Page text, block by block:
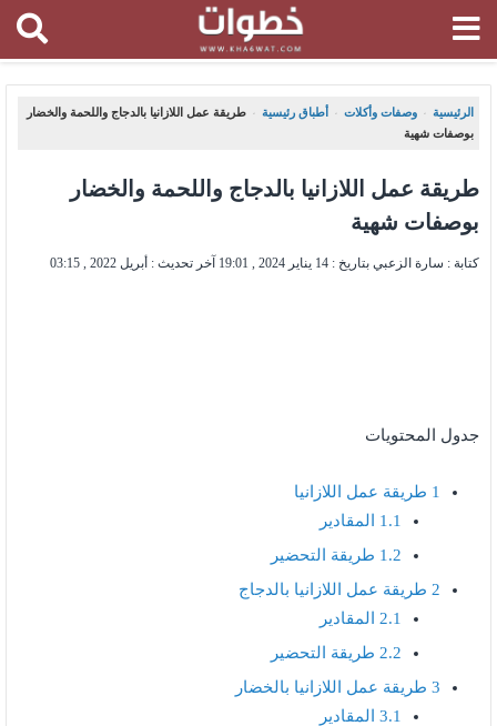
الرئيسية ، وصفات وأكلات ، أطباق رئيسية ،
طريقة عمل اللازانيا بالدجاج واللحمة والخضار
بوصفات شهية
طريقة عمل اللازانيا بالدجاج واللحمة والخضار
بوصفات شهية
كتابة : سارة الزعبي بتاريخ : 14 يناير 2024 , 19:01 آخر تحديث : أبريل 2022 , 03:15
جدول المحتويات
1 طريقة عمل اللازانيا
1.1 المقادير
1.2 طريقة التحضير
2 طريقة عمل اللازانيا بالدجاج
2.1 المقادير
2.2 طريقة التحضير
3 طريقة عمل اللازانيا بالخضار
3.1 المقادير